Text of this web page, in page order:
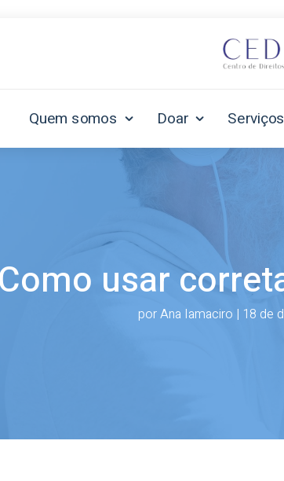
Quem somos Doar Serviços
Como usar
porAna Iamaciro | 18 de